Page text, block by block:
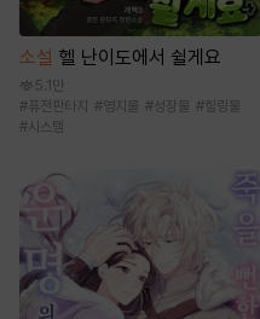
소설 헬 난이도에서 쉴게요
5.1만
#퓨전판타지 #영지물 #성장물 # 힐링물
#시스템